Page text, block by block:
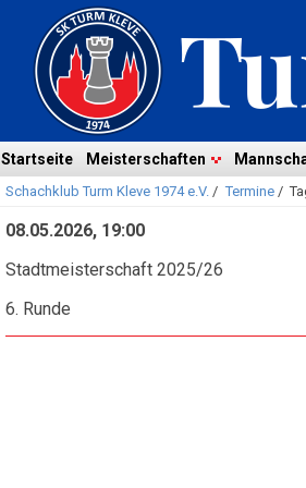
überspringen
Startseite Meisterschaften
Schachklub Turm Kleve 1974 e.V. / Termine/
08.05.2026, 19:00
Stadtmeisterschaft 2025/26
6. Runde